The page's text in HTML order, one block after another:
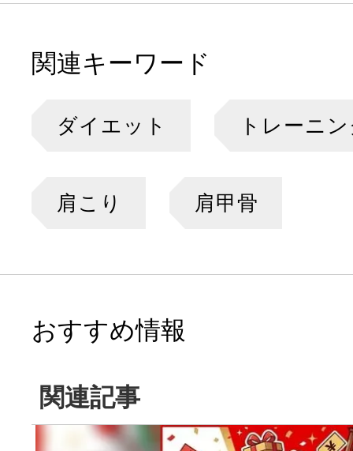
関連キーワード
ダイエット トレーニ
肩こり 肩甲骨
おすすめ情報
関連記事